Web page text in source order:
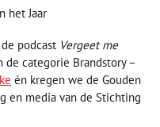
het Jaar
podcast Vergeet me
categorie Brandstory –
én kregen we de Gouden
en media van de Stichting